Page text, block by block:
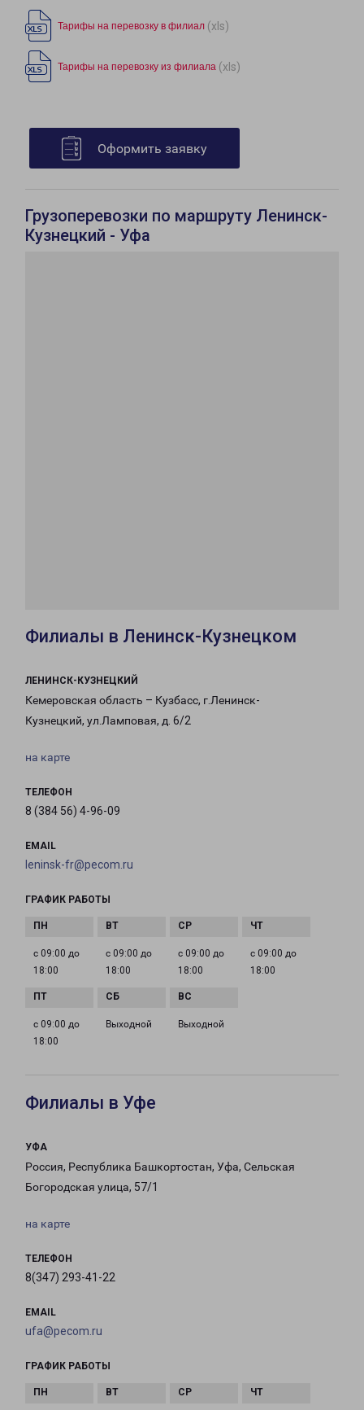
Тарифы на перевозку в филиал (xls)
Тарифы на перевозку из филиала (xls)
Оформить заявку
Грузоперевозки по маршруту Ленинск-
Кузнецкий - Уфа
Филиалы в Ленинск-Кузнецком
ЛЕНИНСК-КУЗНЕЦКИЙ
Кемеровская область – Кузбасс, г.Ленинск-
Кузнецкий, ул.Ламповая, д. 6/2
на карте
ТЕЛЕФОН
8 (384 56) 4-96-09
EMAIL
leninsk-fr@pecom.ru
ГРАФИК РАБОТЫ
с 09:00 до
18:00
с 09:00 до
18:00
с 09:00 до
18:00
с 09:00 до
18:00
с 09:00 до
18:00
Выходной Выходной
Филиалы в Уфе
УФА
Россия, Республика Башкортостан, Уфа, Сельская
Богородская улица, 57/1
на карте
ТЕЛЕФОН
8(347) 293-41-22
EMAIL
ufa@pecom.ru
ГРАФИК РАБОТЫ